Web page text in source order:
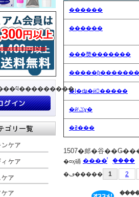
������
������
���奦�������
�إ�ʥ�ӥ󥹥�����
�ӣˡݣɣ�
�ߥ���
1507�郎�谷
�¤ӽ硧 ����̾ �֥���
�ڡ����� 1 2